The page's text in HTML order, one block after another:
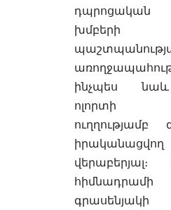
դպրոցական
խմբերի
ինչպես նաև
ոլորտի
ուղղությամբ